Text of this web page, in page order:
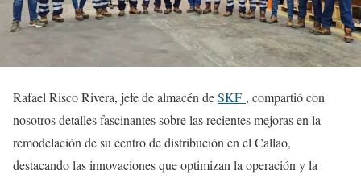
Rafael Risco Rivera, jefe de almacén deSKF , compartió con
nosotros detalles fascinantes sobre las recientes mejoras en la
remodelación de su centro de distribución en el Callao,
destacando las innovaciones que optimizan la operación y la